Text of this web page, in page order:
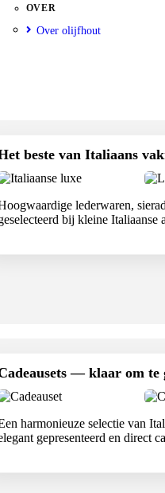
OVER
Over olijfhout
beste van Italiaans
lederwaren,
bij kleine Italiaanse
— klaar om te
harmonieuze selectie van
gepresenteerd en direct